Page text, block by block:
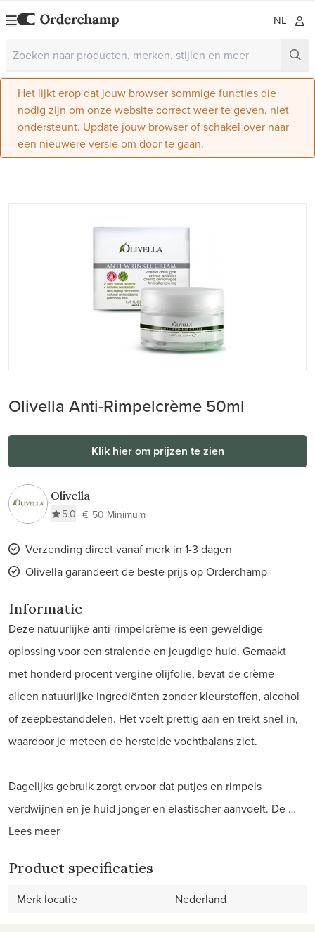
NL
Het lijkt erop dat jouw browser sommige functies die
nodig zijn om onze website correct weer te geven, niet
ondersteunt. Update jouw browser of schakel over naar
een nieuwere versie om door te gaan.
Olivella Anti-Rimpelcrème 50ml
Klik hier om prijzen te zien
Olivella
5.0 € 50 Minimum
Verzending direct vanaf merk in 1-3 dagen
Olivella garandeert de beste prijs op Orderchamp
Informatie
Deze natuurlijke anti-rimpelcrème is een geweldige
oplossing voor een stralende en jeugdige huid. Gemaakt
met honderd procent vergine olijfolie, bevat de crème
alleen natuurlijke ingrediënten zonder kleurstoffen, alcohol
of zeepbestanddelen. Het voelt prettig aan en trekt snel in,
waardoor je meteen de herstelde vochtbalans ziet.
Dagelijks gebruik zorgt ervoor dat putjes en rimpels
verdwijnen en je huid jonger en elastischer aanvoelt. De …
Lees meer
Product specificaties
Merk locatie Nederland